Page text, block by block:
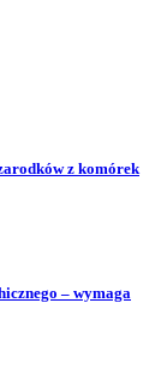
z komórek
– wymaga